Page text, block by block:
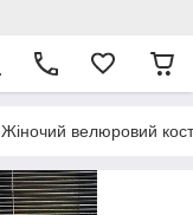
Жіночий велюровий